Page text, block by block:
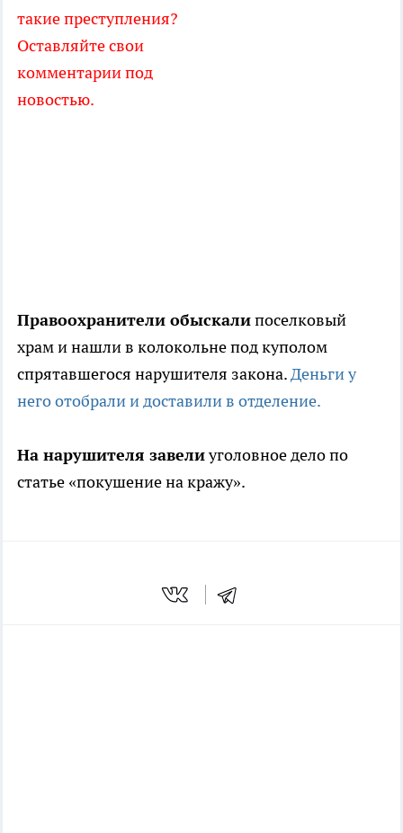
такие преступления?
Оставляйте свои
комментарии под
новостью.
Правоохранители обыскалипоселковый
храм и нашли в колокольне под куполом
спрятавшегося нарушителя закона.Деньги у
него отобрали и доставили в отделение.
На нарушителя завелиуголовное дело по
статье «покушение на кражу».